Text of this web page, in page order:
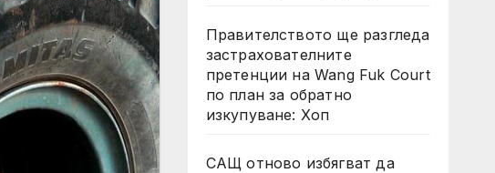
Правителството ще разгледа
застрахователните
претенции на Wang Fuk Court
по план за обратно
изкупуване: Хоп
САЩ отново избягват да